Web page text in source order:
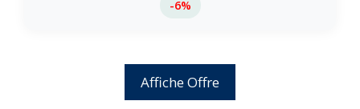
-6%
Affiche Offre